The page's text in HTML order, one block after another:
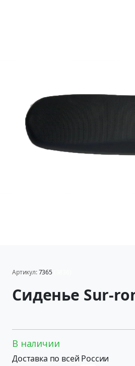
Артикул:7365
Сиденье Sur-
В наличии
Доставка по всей России